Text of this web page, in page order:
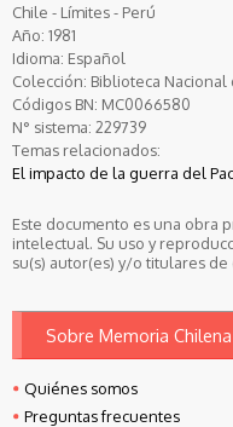
Chile - Límites - Perú
Año: 1981
Idioma: Español
Colección: Biblioteca Nacional
Códigos BN: MC0066580
N° sistema: 229739
Temas relacionados:
El impacto de la guerra del
Este documento es una obra
intelectual. Su uso y
su(s) autor(es) y/o titulares de
Sobre Memoria Chilena
Quiénes somos
Preguntas frecuentes